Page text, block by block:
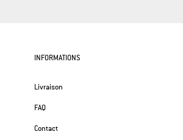
INFORMATIONS
Livraison
FAQ
Contact